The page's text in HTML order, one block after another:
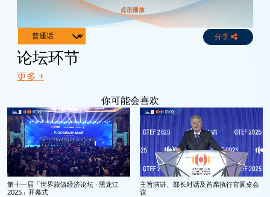
Channels 分享
论坛环节
更多 +
你可能会喜欢
第十一届「世界旅游经济论坛 · 黑龙江
2025」开幕式
主旨演讲、部长对话及首席执行官圆桌会
议